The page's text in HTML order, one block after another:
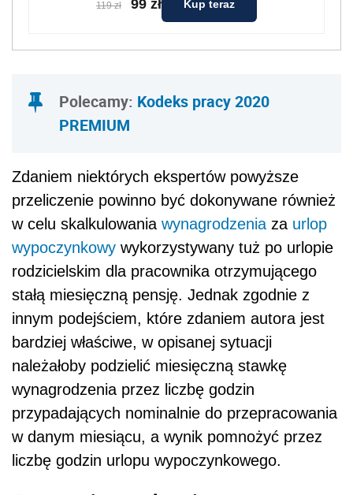
119 zł 99 zł Kup teraz
Polecamy: Kodeks pracy 2020
PREMIUM
Zdaniem niektórych ekspertów powyższe
przeliczenie powinno być dokonywane również
w celu skalkulowania wynagrodzenia za urlop
wypoczynkowy wykorzystywany tuż po urlopie
rodzicielskim dla pracownika otrzymującego
stałą miesięczną pensję. Jednak zgodnie z
innym podejściem, które zdaniem autora jest
bardziej właściwe, w opisanej sytuacji
należałoby podzielić miesięczną stawkę
wynagrodzenia przez liczbę godzin
przypadających nominalnie do przepracowania
w danym miesiącu, a wynik pomnożyć przez
liczbę godzin urlopu wypoczynkowego.